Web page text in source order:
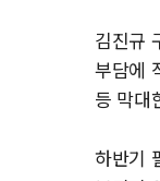
김진규
부담에
등 막대
하반기